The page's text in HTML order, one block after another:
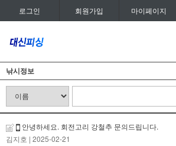
로그인 회원가입 마이페이지
낚시정보
안녕하세요. 회전고리 강철추 문의드립니다.
김지호 | 2025-02-21